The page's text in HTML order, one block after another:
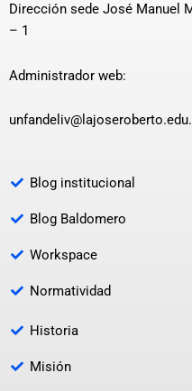
Dirección sede José Manuel
– 1
Administrador web:
Blog institucional
Blog Baldomero
Workspace
Normatividad
Historia
Misión